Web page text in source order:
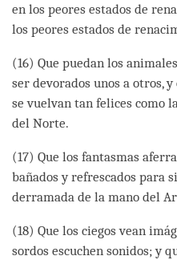
en los peores estados de
los peores estados de
(16) Que puedan los
ser devorados unos a otros,
se vuelvan tan felices como
del Norte.
(17) Que los fantasmas
bañados y refrescados para
derramada de la mano del
(18) Que los ciegos vean
sordos escuchen sonidos; y